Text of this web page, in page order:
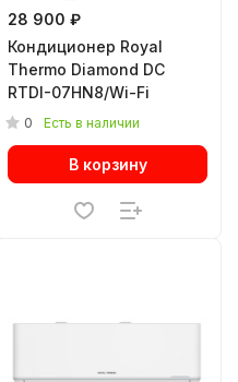
28 900 ₽
Кондиционер Royal
Thermo Diamond DC
RTDI-07HN8/Wi-Fi
0 Есть в наличии
В корзину